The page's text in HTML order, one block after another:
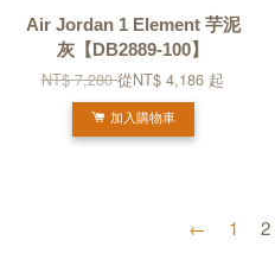
Air Jordan 1 Element 芋泥
灰【DB2889-100】
NT$ 7,280從NT$ 4,186 起
加入購物車
← 1 2